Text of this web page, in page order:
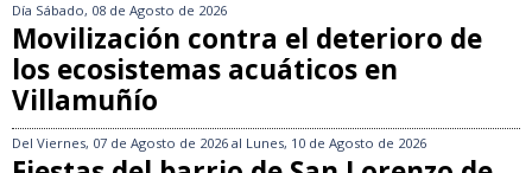
Día Sábado, 08 de Agosto de 2026
Movilización contra el deterioro de
los ecosistemas acuáticos en
Villamuñío
Del Viernes, 07 de Agosto de 2026 al Lunes, 10 de Agosto de 2026